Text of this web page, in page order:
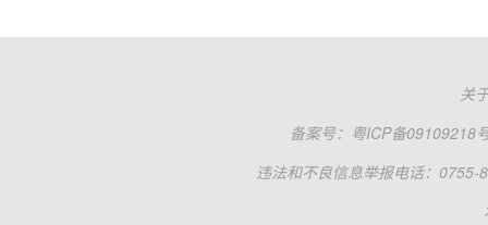
关
备案号： 粤ICP备09109218
违法和不良信息举报电话：0755-